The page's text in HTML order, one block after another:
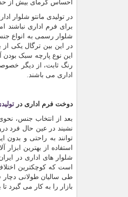
احساس گرمای بیش از
در تولیدی مانتو شلوار
برای فرم اداری نباشند
شلوار رسمی به انواع
در این بین ترگال یکی
این نوع پارچه سبک
رنگ ثابت، از دیگر
اداری می باشند.
دوخت فرم اداری در
بعد از انتخاب جنس،
نشیند در عین حال فرد
توانند به راحتی و بدون
استفاده از بهترین
شلوار های اداری در
است که کوچکترین
طی سالیان طولانی دچار
بازار را به کار می گیرد